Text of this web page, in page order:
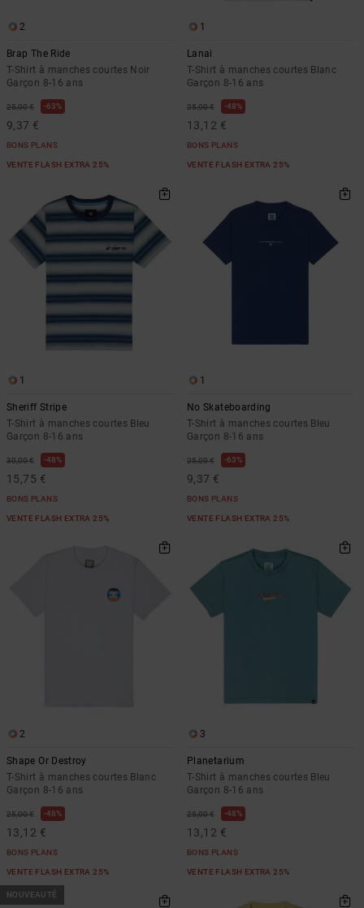
2
Brap The Ride
T-Shirt à manches courtes Noir
Garçon 8-16 ans
25,00 € 63%
9,37 €
BONS PLANS
VENTE FLASH EXTRA 25%
1
Lanai
T-Shirt à manches courtes Blanc
Garçon 8-16 ans
25,00 € 48%
13,12 €
BONS PLANS
VENTE FLASH EXTRA 25%
1
Sheriff Stripe
T-Shirt à manches courtes Bleu
Garçon 8-16 ans
30,00 € 48%
15,75 €
BONS PLANS
VENTE FLASH EXTRA 25%
1
No Skateboarding
T-Shirt à manches courtes Bleu
Garçon 8-16 ans
25,00 € 63%
9,37 €
BONS PLANS
VENTE FLASH EXTRA 25%
2
Shape Or Destroy
T-Shirt à manches courtes Blanc
Garçon 8-16 ans
25,00 € 48%
13,12 €
BONS PLANS
VENTE FLASH EXTRA 25%
3
Planetarium
T-Shirt à manches courtes Bleu
Garçon 8-16 ans
25,00 € 48%
13,12 €
BONS PLANS
VENTE FLASH EXTRA 25%
NOUVEAUTÉ